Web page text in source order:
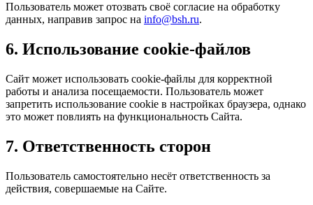
Пользователь может отозвать своё согласие на обработку
данных, направив запрос на info@bsh.ru.
6. Использование cookie-файлов
Сайт может использовать cookie-файлы для корректной
работы и анализа посещаемости. Пользователь может
запретить использование cookie в настройках браузера, однако
это может повлиять на функциональность Сайта.
7. Ответственность сторон
Пользователь самостоятельно несёт ответственность за
действия, совершаемые на Сайте.